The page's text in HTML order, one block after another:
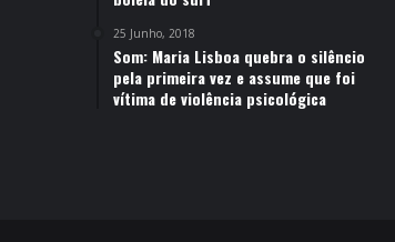
25 Junho, 2018
Som: Maria Lisboa quebra o silêncio
pela primeira vez e assume que foi
vítima de violência psicológica